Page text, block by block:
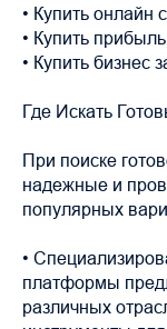
• Купить онлайн
• Купить
• Купить бизнес
Где Искать
При поиске
надежные и
популярных
•
платформы
различных